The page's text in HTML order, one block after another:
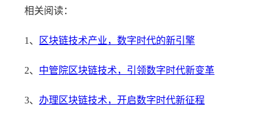
相关阅读：
1、 区块链技术产业，数字时代的新引擎
2、 中管院区块链技术，引领数字时代新变革
3、 办理区块链技术，开启数字时代新征程